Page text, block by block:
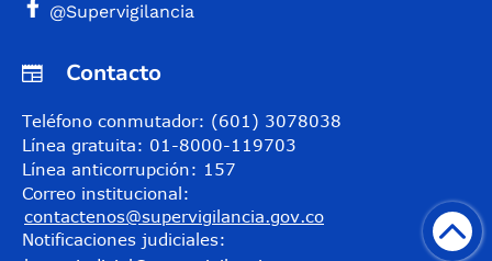
@Supervigilancia
Contacto
Teléfono conmutador: (601) 3078038
Línea gratuita: 01-8000-119703
Línea anticorrupción: 157
Correo institucional:
contactenos@supervigilancia.gov.co
Notificaciones judiciales: